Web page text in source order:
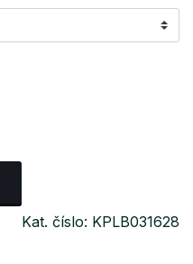
Kat. číslo: KPLB031628